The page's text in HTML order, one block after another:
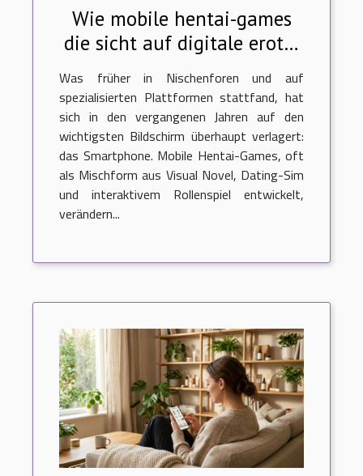
Wie mobile hentai-games
die sicht auf digitale erotik
verändern
Was früher in Nischenforen und auf
spezialisierten Plattformen stattfand, hat
sich in den vergangenen Jahren auf den
wichtigsten Bildschirm überhaupt verlagert:
das Smartphone. Mobile Hentai-Games, oft
als Mischform aus Visual Novel, Dating-Sim
und interaktivem Rollenspiel entwickelt,
verändern...